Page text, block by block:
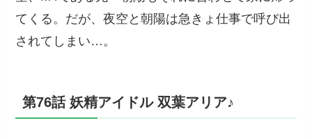
てくる。だが、夜空と朝陽は急きょ仕事で呼び出
されてしまい…。
第76話 妖精アイドル 双葉アリア♪